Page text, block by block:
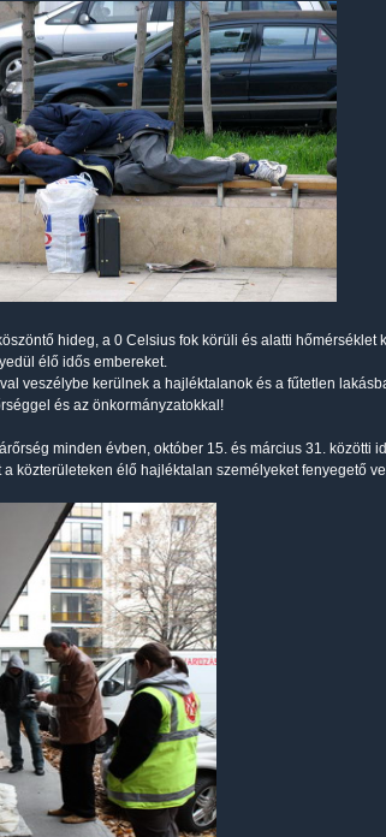
hideg, a 0 Celsius fok körüli és alatti
élő idős embereket.
veszélybe kerülnek a hajléktalanok és a fűtetlen
és az önkormányzatokkal!
minden évben, október 15. és március 31. közötti
a közterületeken élő hajléktalan személyeket fenyegető